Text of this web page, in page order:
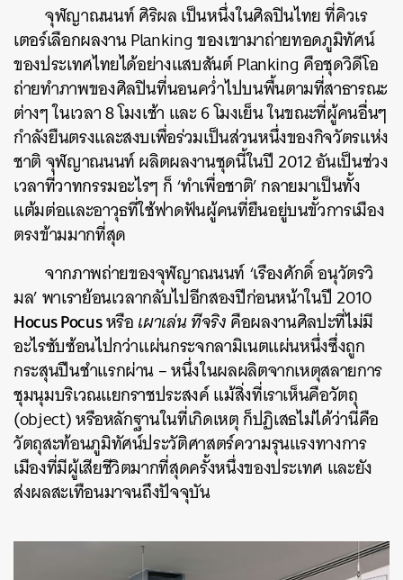
จุฬญาณนนท์ ศิริผล เป็นหนึ่งในศิลปินไทย ที่คิวเร
เตอร์เลือกผลงาน Planking ของเขามาถ่ายทอดภูมิทัศน์
ของประเทศไทยได้อย่างแสบสันต์ Planking คือชุดวิดีโอ
ถ่ายทำภาพของศิลปินที่นอนคว่ำไปบนพื้นตามที่สาธารณะ
ต่างๆ ในเวลา 8 โมงเช้า และ 6 โมงเย็น ในขณะที่ผู้คนอื่นๆ
กำลังยืนตรงและสงบเพื่อร่วมเป็นส่วนหนึ่งของกิจวัตรแห่ง
ชาติ จุฬญาณนนท์ ผลิตผลงานชุดนี้ในปี 2012 อันเป็นช่วง
เวลาที่วาทกรรมอะไรๆ ก็ ‘ทำเพื่อชาติ’ กลายมาเป็นทั้ง
แต้มต่อและอาวุธที่ใช้ฟาดฟันผู้คนที่ยืนอยู่บนขั้วการเมือง
ตรงข้ามมากที่สุด
จากภาพถ่ายของจุฬญาณนนท์ ‘เรืองศักดิ์ อนุวัตรวิ
มล’ พาเราย้อนเวลากลับไปอีกสองปีก่อนหน้าในปี 2010
Hocus Pocusหรือเผาเล่น ทีจริงคือผลงานศิลปะที่ไม่มี
อะไรซับซ้อนไปกว่าแผ่นกระจกลามิเนตแผ่นหนึ่งซึ่งถูก
กระสุนปืนชำแรกผ่าน – หนึ่งในผลผลิตจากเหตุสลายการ
ชุมนุมบริเวณแยกราชประสงค์ แม้สิ่งที่เราเห็นคือวัตถุ
(object) หรือหลักฐานในที่เกิดเหตุ ก็ปฏิเสธไม่ได้ว่านี่คือ
วัตถุสะท้อนภูมิทัศน์ประวัติศาสตร์ความรุนแรงทางการ
เมืองที่มีผู้เสียชีวิตมากที่สุดครั้งหนึ่งของประเทศ และยัง
ส่งผลสะเทือนมาจนถึงปัจจุบัน